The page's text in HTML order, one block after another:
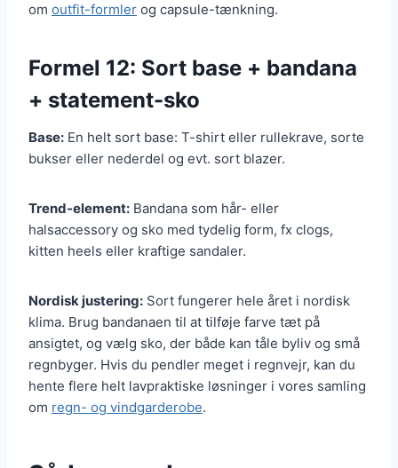
om outfit-formler og capsule-tænkning.
Formel 12: Sort base + bandana
+ statement-sko
Base: En helt sort base: T-shirt eller rullekrave, sorte
bukser eller nederdel og evt. sort blazer.
Trend-element: Bandana som hår- eller
halsaccessory og sko med tydelig form, fx clogs,
kitten heels eller kraftige sandaler.
Nordisk justering: Sort fungerer hele året i nordisk
klima. Brug bandanaen til at tilføje farve tæt på
ansigtet, og vælg sko, der både kan tåle byliv og små
regnbyger. Hvis du pendler meget i regnvejr, kan du
hente flere helt lavpraktiske løsninger i vores samling
om regn- og vindgarderobe.